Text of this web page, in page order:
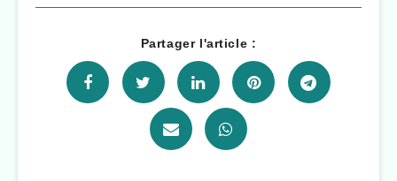
Partager l'article :